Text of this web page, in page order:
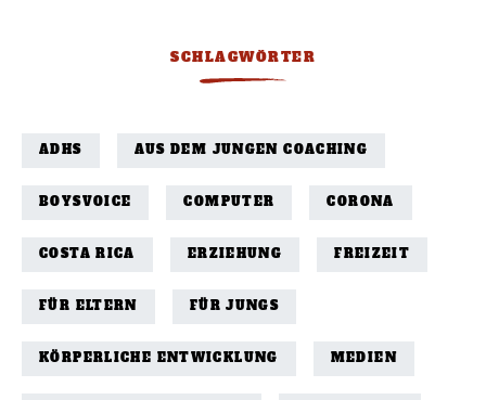
SCHLAGWÖRTER
ADHS AUS DEM JUNGEN COACHING
BOYSVOICE COMPUTER CORONA
COSTA RICA ERZIEHUNG FREIZEIT
FÜR ELTERN FÜR JUNGS
KÖRPERLICHE ENTWICKLUNG MEDIEN